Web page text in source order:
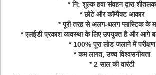
* नि: शुल्क हवा संवहन द्वारा शीतलक
* छोटे और कॉम्पैक्ट आकार
* पूरी तरह से अलग-थलग प्लास्टिक के
* एलईडी प्रकाश व्यवस्था के लिए उपयुक्त है और आगे
* 100% पूरा लोड जलाने में परीक्षण
* कम लागत, उच्च विश्वसनीयता
* 2 साल की वारंटी